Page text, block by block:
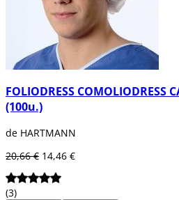
FOLIODRESS COMOLIODRESS
(100u.)
de HARTMANN
20,66 € 14,46 €
(3)